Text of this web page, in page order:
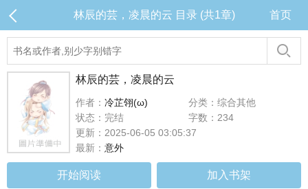
林辰的芸，凌晨的云 目录 (共1章) 首页
林辰的芸，凌晨的云
作者： 冷芷翎(ω)
分类：综合其他
状态：完结
字数：234
更新：2025-06-05 03:05:37
最新： 意外
开始阅读 加入书架